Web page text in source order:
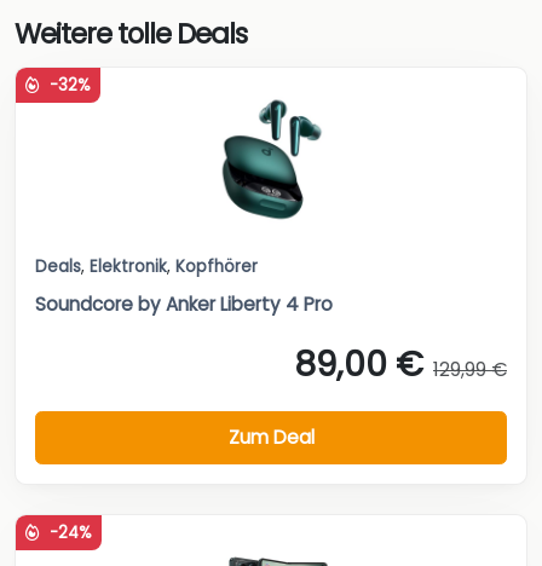
Weitere tolle Deals
-32%
Deals, Elektronik, Kopfhörer
Soundcore by Anker Liberty 4 Pro
89,00 € 129,99 €
Zum Deal
-24%